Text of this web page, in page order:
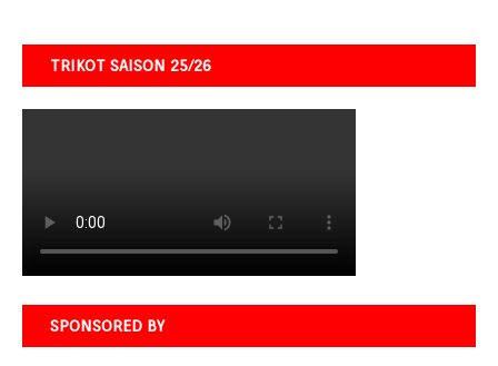
TRIKOT SAISON 25/26
SPONSORED BY